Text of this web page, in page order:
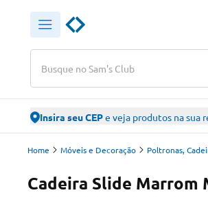
Busque no Sam's Club
Insira seu CEPe veja produtos na sua
Home Móveis e Decoração Poltronas,
Cadeira Slide Marrom